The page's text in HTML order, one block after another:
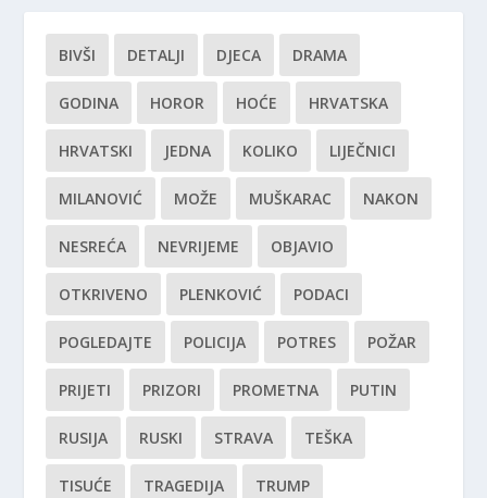
BIVŠI DETALJI DJECA DRAMA
GODINA HOROR HOĆE HRVATSKA
HRVATSKI JEDNA KOLIKO LIJEČNICI
MILANOVIĆ MOŽE MUŠKARAC NAKON
NESREĆA NEVRIJEME OBJAVIO
OTKRIVENO PLENKOVIĆ PODACI
POGLEDAJTE POLICIJA POTRES POŽAR
PRIJETI PRIZORI PROMETNA PUTIN
RUSIJA RUSKI STRAVA TEŠKA
TISUĆE TRAGEDIJA TRUMP